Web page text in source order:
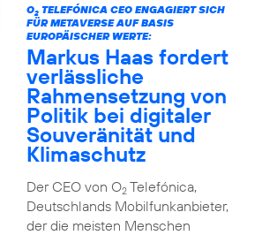
O2TELEFÓNICA CEO ENGAGIERT SICH
FÜR METAVERSE AUF BASIS
EUROPÄISCHER WERTE:
Markus Haas fordert
verlässliche
Rahmensetzung von
Politik bei digitaler
Souveränität und
Klimaschutz
Der CEO von O2Telefónica,
Deutschlands Mobilfunkanbieter,
der die meisten Menschen